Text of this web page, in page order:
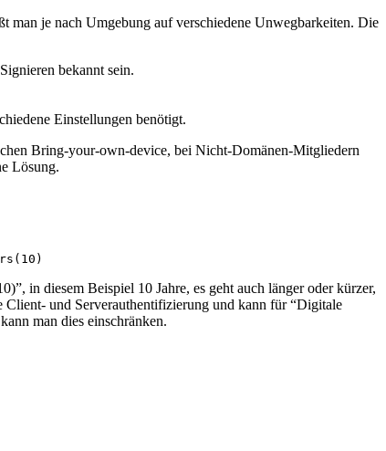
man je nach Umgebung auf verschiedene Unwegbarkeiten. Die
bekannt sein.
Einstellungen benötigt.
Bring-your-own-device, bei Nicht-Domänen-Mitgliedern
Lösung.
in diesem Beispiel 10 Jahre, es geht auch länger oder kürzer,
und Serverauthentifizierung und kann für “Digitale
man dies einschränken.